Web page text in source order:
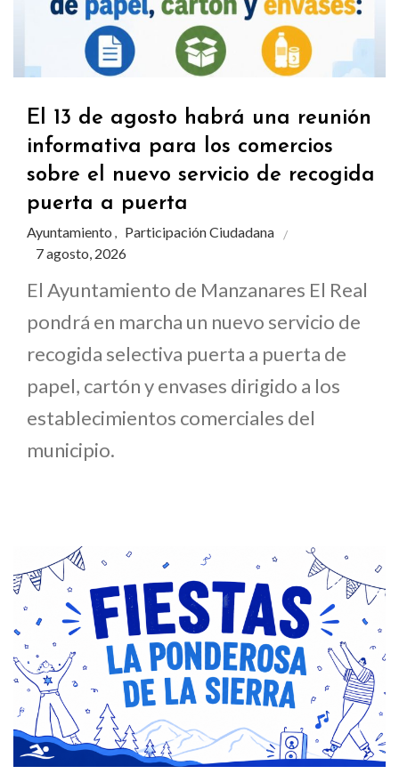
El 13 de agosto habrá una reunión
informativa para los comercios
sobre el nuevo servicio de recogida
puerta a puerta
Ayuntamiento , Participación Ciudadana
7 agosto, 2026
El Ayuntamiento de Manzanares El Real
pondrá en marcha un nuevo servicio de
recogida selectiva puerta a puerta de
papel, cartón y envases dirigido a los
establecimientos comerciales del
municipio.